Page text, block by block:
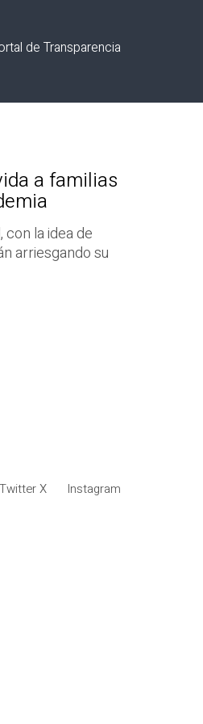
de Transparencia
a familias
con la idea de
arriesgando su
Twitter X Instagram